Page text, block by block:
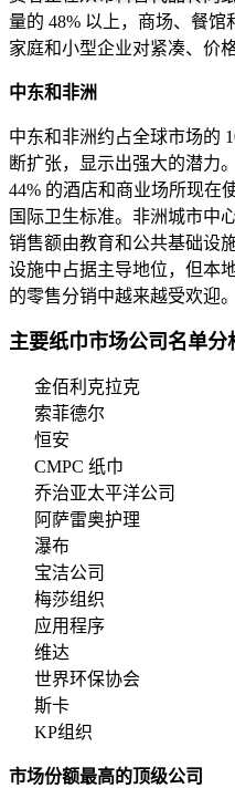
量的 48% 以上，商场、餐
家庭和小型企业对紧凑、价
中东和非洲
中东和非洲约占全球市场的
断扩张，显示出强大的潜力
44% 的酒店和商业场所现在
国际卫生标准。非洲城市中
销售额由教育和公共基础设
设施中占据主导地位，但本
的零售分销中越来越受欢迎。
主要纸巾市场公司名单分
金佰利克拉克
索菲德尔
恒安
CMPC 纸巾
乔治亚太平洋公司
阿萨雷奥护理
瀑布
宝洁公司
梅莎组织
应用程序
维达
世界环保协会
斯卡
KP组织
市场份额最高的顶级公司